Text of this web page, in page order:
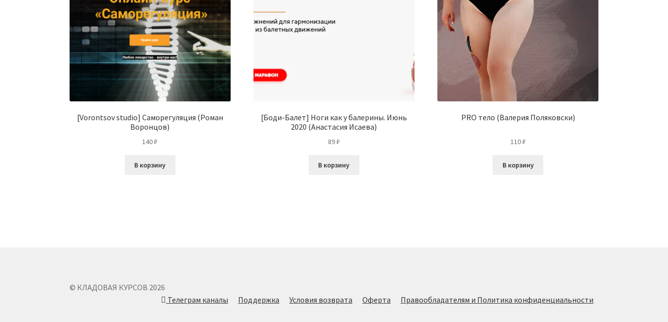
[Vorontsov studio] Саморегуляция (Роман
Воронцов)
140₽
В корзину
[Боди-Балет] Ноги как у балерины. Июнь
2020 (Анастасия Исаева)
89₽
В корзину
PRO тело (Валерия Поляковски)
110₽
В корзину
© КЛАДОВАЯ КУРСОВ 2026
Телеграм каналы
Поддержка Условия возврата Оферта Правообладателям и Политика конфиденциальности